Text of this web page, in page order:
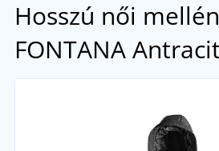
Hosszú női
FONTANAAntracit